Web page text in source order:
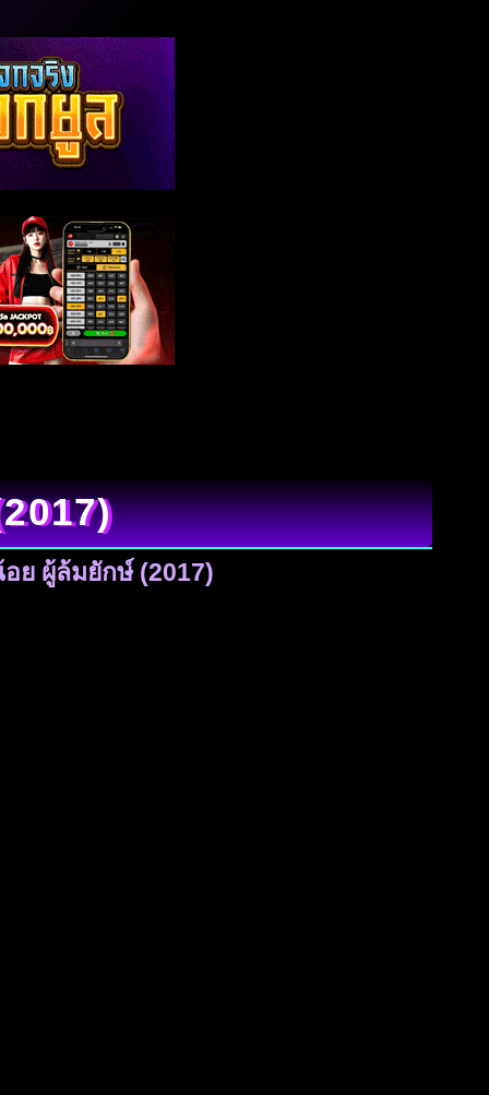
ย ผู้ล้มยักษ์ (2017)